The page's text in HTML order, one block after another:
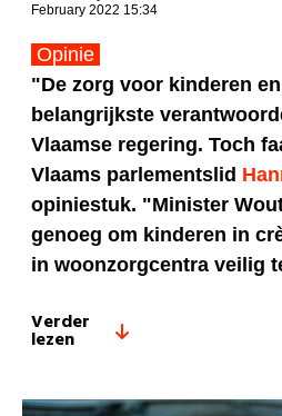
February 2022 15:34
Opinie
"De zorg voor kinderen
belangrijkste
Vlaamse regering. Toch
Vlaams parlementslid
opiniestuk. "Minister
genoeg om kinderen in
in woonzorgcentra veilig
Verder
lezen